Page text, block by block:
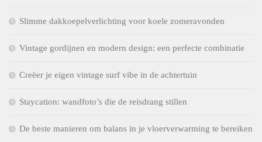
Slimme dakkoepelverlichting voor koele zomeravonden
Vintage gordijnen en modern design: een perfecte combinatie
Creëer je eigen vintage surf vibe in de achtertuin
Staycation: wandfoto’s die de reisdrang stillen
De beste manieren om balans in je vloerverwarming te bereiken